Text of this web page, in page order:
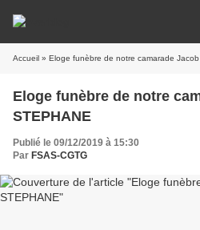
Accueil » Eloge funèbre de notre camarade Jacob
Eloge funèbre de notre
STEPHANE
Publié le 09/12/2019 à 15:30
Par FSAS-CGTG